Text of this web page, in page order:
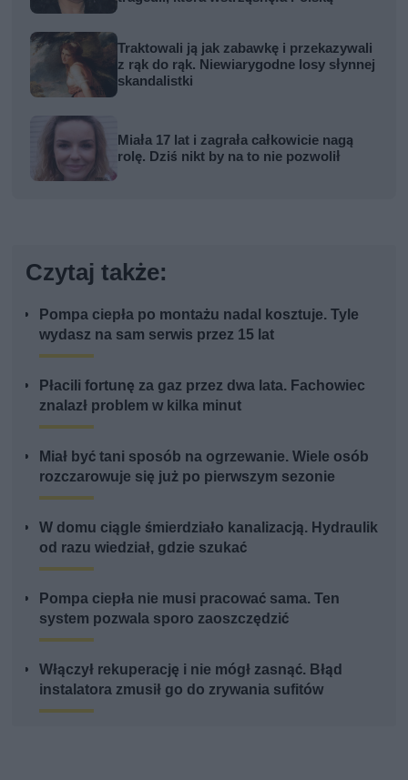
Traktowali ją jak zabawkę i przekazywali
z rąk do rąk. Niewiarygodne losy słynnej
skandalistki
Miała 17 lat i zagrała całkowicie nagą
rolę. Dziś nikt by na to nie pozwolił
Czytaj także:
Pompa ciepła po montażu nadal kosztuje. Tyle
wydasz na sam serwis przez 15 lat
Płacili fortunę za gaz przez dwa lata. Fachowiec
znalazł problem w kilka minut
Miał być tani sposób na ogrzewanie. Wiele osób
rozczarowuje się już po pierwszym sezonie
W domu ciągle śmierdziało kanalizacją. Hydraulik
od razu wiedział, gdzie szukać
Pompa ciepła nie musi pracować sama. Ten
system pozwala sporo zaoszczędzić
Włączył rekuperację i nie mógł zasnąć. Błąd
instalatora zmusił go do zrywania sufitów